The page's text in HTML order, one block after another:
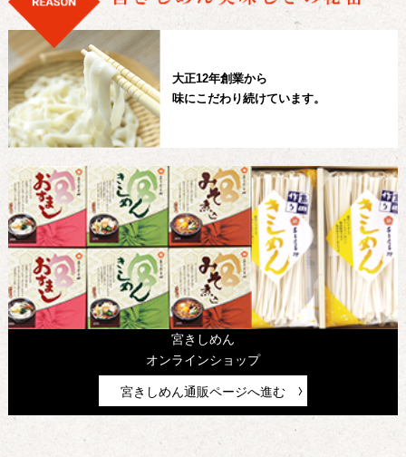
大正12年創業から
味にこだわり続けています。
宮きしめん
オンラインショップ
宮きしめん通販ページへ進む